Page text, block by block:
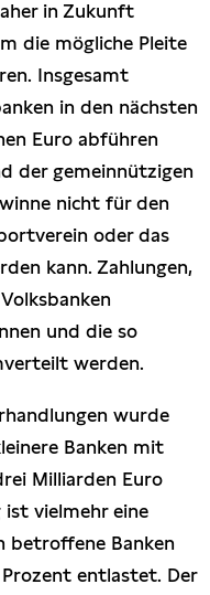
in Zukunft
die mögliche Pleite
Insgesamt
in den nächsten
Euro abführen
der gemeinnützigen
nicht für den
oder das
kann. Zahlungen,
und die so
werden.
wurde
Banken mit
Milliarden Euro
ist vielmehr eine
betroffene Banken
entlastet. Der